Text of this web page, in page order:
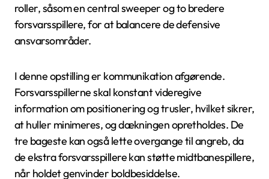
roller, såsom en central sweeper og to bredere
forsvarsspillere, for at balancere de defensive
ansvarsområder.
I denne opstilling er kommunikation afgørende.
Forsvarsspillerne skal konstant videregive
information om positionering og trusler, hvilket sikrer,
at huller minimeres, og dækningen opretholdes. De
tre bageste kan også lette overgange til angreb, da
de ekstra forsvarsspillere kan støtte midtbanespillere,
når holdet genvinder boldbesiddelse.